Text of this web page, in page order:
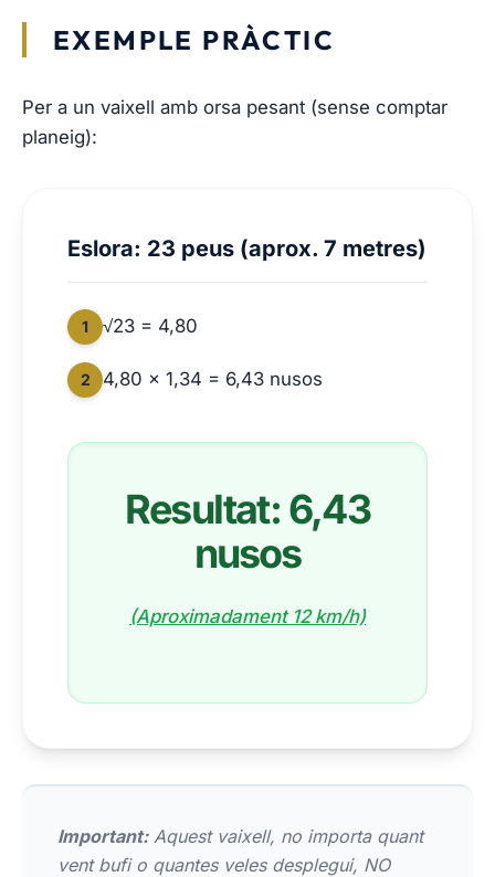
EXEMPLE PRÀCTIC
Per a un vaixell amb orsa pesant (sense comptar
planeig):
Eslora: 23 peus (aprox. 7 metres)
1 √23 = 4,80
2 4,80 × 1,34 = 6,43 nusos
Resultat: 6,43
nusos
(Aproximadament 12 km/h)
Important:Aquest vaixell, no importa quant
vent bufi o quantes veles desplegui, NO